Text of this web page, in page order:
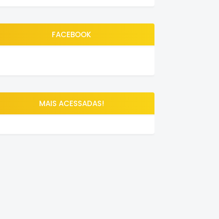
FACEBOOK
MAIS ACESSADAS!